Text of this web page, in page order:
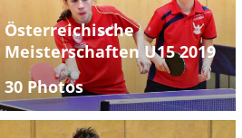
Österreichische
Meisterschaften U15 2019
30 Photos